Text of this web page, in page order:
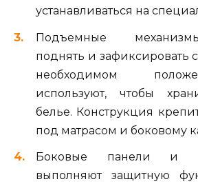
устанавливаться на
Подъемные
поднять и зафиксировать
необходимом
используют, чтобы
белье. Конструкция
под матрасом и боковому
Боковые панели и
выполняют защитную